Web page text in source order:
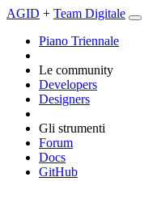
AGID + Team Digitale
Piano Triennale
Le community
Developers
Designers
Gli strumenti
Forum
Docs
GitHub